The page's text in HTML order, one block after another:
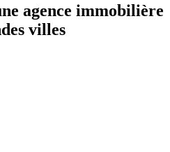
agence immobilière
villes